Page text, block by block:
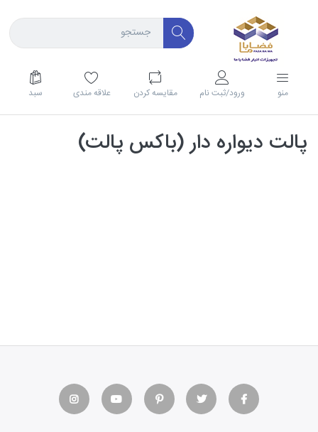
منو ورود/ثبت نام مقايسه كردن علاقه مندی سبد
پالت دیواره دار (باکس پالت)